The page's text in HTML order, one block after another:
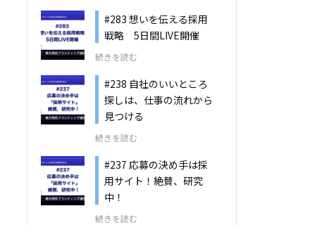
#283 想いを伝える採用
戦略 5日間LIVE開催
続きを読む
#238 自社のいいところ
探しは、仕事の流れから
見つける
続きを読む
#237 応募の決め手は採
用サイト！絶賛、研究
中！
続きを読む